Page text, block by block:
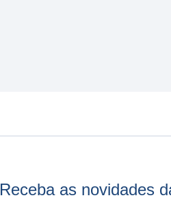
Receba as novidades